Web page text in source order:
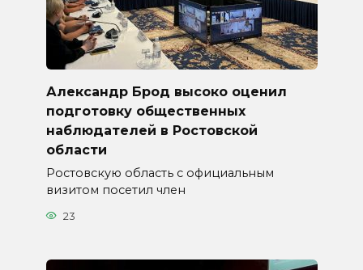
Александр Брод высоко оценил
подготовку общественных
наблюдателей в Ростовской
области
Ростовскую область с официальным
визитом посетил член
23